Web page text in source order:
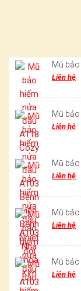
Mũ
Liên hệ
Mũ bảo
Liên hệ
Mũ
Liên hệ
Mũ
Liên hệ
Mũ
Liên hệ